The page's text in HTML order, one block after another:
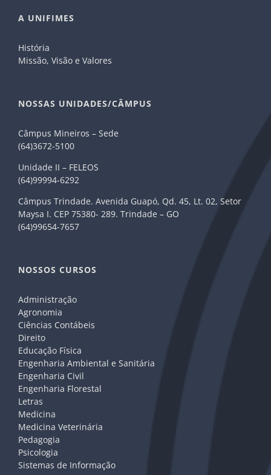
A UNIFIMES
História
Missão, Visão e Valores
NOSSAS UNIDADES/CÂMPUS
Câmpus Mineiros – Sede
(64)3672-5100
Unidade II – FELEOS
(64)99994-6292
Câmpus Trindade. Avenida Guapó, Qd. 45, Lt. 02, Setor
Maysa I. CEP 75380- 289. Trindade – GO
(64)99654-7657
NOSSOS CURSOS
Administração
Agronomia
Ciências Contábeis
Direito
Educação Física
Engenharia Ambiental e Sanitária
Engenharia Civil
Engenharia Florestal
Letras
Medicina
Medicina Veterinária
Pedagogia
Psicologia
Sistemas de Informação